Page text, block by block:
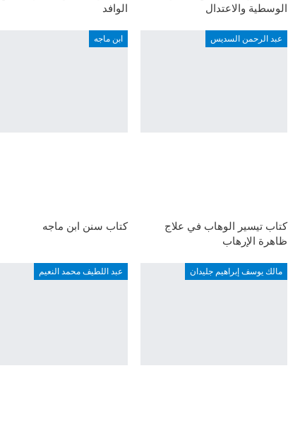
الوسطية والاعتدال
الوافد
عبد الرحمن السديس
كتاب تيسير الوهاب في علاج
ظاهرة الإرهاب
ابن ماجه
كتاب سنن ابن ماجه
مالك يوسف إبراهيم جليدان عبد اللطيف محمد النعيم